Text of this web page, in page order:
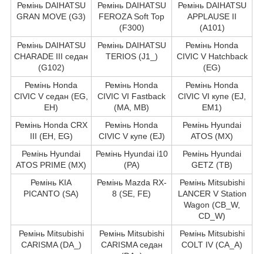
Ремінь DAIHATSU
GRAN MOVE (G3)
Ремінь DAIHATSU
FEROZA Soft Top
(F300)
Ремінь DAIHATSU
APPLAUSE II
(A101)
Ремінь DAIHATSU
CHARADE III седан
(G102)
Ремінь DAIHATSU
TERIOS (J1_)
Ремінь Honda
CIVIC V Hatchback
(EG)
Ремінь Honda
CIVIC V седан (EG,
EH)
Ремінь Honda
CIVIC VI Fastback
(MA, MB)
Ремінь Honda
CIVIC VI купе (EJ,
EM1)
Ремінь Honda CRX
III (EH, EG)
Ремінь Honda
CIVIC V купе (EJ)
Ремінь Hyundai
ATOS (MX)
Ремінь Hyundai
ATOS PRIME (MX)
Ремінь Hyundai i10
(PA)
Ремінь Hyundai
GETZ (TB)
Ремінь KIA
PICANTO (SA)
Ремінь Mazda RX-
8 (SE, FE)
Ремінь Mitsubishi
LANCER V Station
Wagon (CB_W,
CD_W)
Ремінь Mitsubishi
CARISMA (DA_)
Ремінь Mitsubishi
CARISMA седан
Ремінь Mitsubishi
COLT IV (CA_A)